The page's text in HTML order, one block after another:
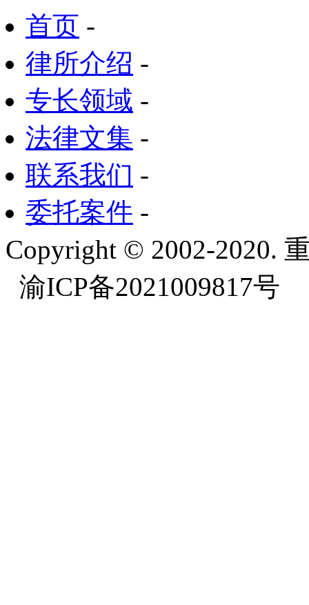
首页 -
律所介绍 -
专长领域 -
法律文集 -
联系我们 -
委托案件 -
Copyright © 2002-2020.
渝ICP备2021009817号